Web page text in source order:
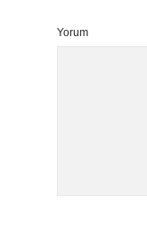
Yorum